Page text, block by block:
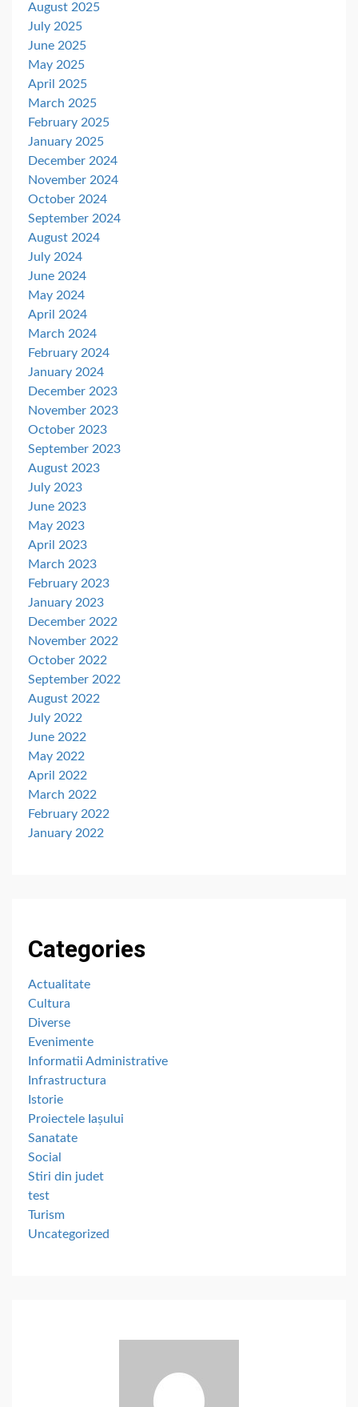
August 2025
July 2025
June 2025
May 2025
April 2025
March 2025
February 2025
January 2025
December 2024
November 2024
October 2024
September 2024
August 2024
July 2024
June 2024
May 2024
April 2024
March 2024
February 2024
January 2024
December 2023
November 2023
October 2023
September 2023
August 2023
July 2023
June 2023
May 2023
April 2023
March 2023
February 2023
January 2023
December 2022
November 2022
October 2022
September 2022
August 2022
July 2022
June 2022
May 2022
April 2022
March 2022
February 2022
January 2022
Categories
Actualitate
Cultura
Diverse
Evenimente
Informatii Administrative
Infrastructura
Istorie
Proiectele Iașului
Sanatate
Social
Stiri din judet
test
Turism
Uncategorized